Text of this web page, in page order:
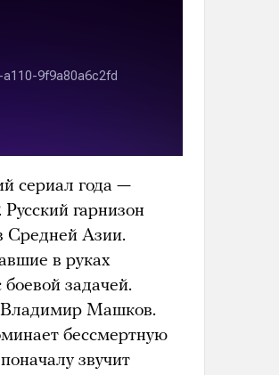
сериал года —
гарнизон
Средней Азии.
в руках
задачей.
Владимир Машков.
бессмертную
звучит